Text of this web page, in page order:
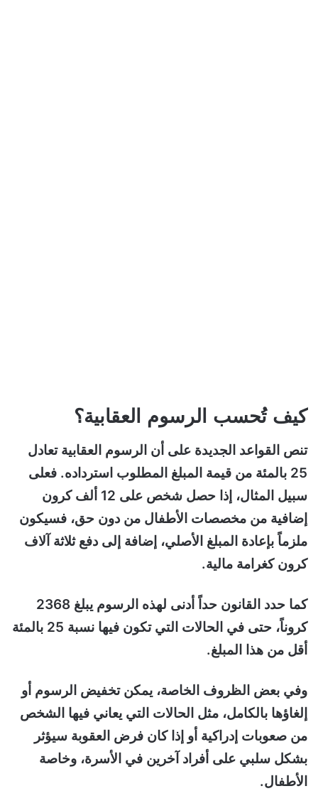
كيف تُحسب الرسوم العقابية؟
تنص القواعد الجديدة على أن الرسوم العقابية تعادل
25 بالمئة من قيمة المبلغ المطلوب استرداده. فعلى
سبيل المثال، إذا حصل شخص على 12 ألف كرون
إضافية من مخصصات الأطفال من دون حق، فسيكون
ملزماً بإعادة المبلغ الأصلي، إضافة إلى دفع ثلاثة آلاف
كرون كغرامة مالية.
كما حدد القانون حداً أدنى لهذه الرسوم يبلغ 2368
كروناً، حتى في الحالات التي تكون فيها نسبة 25 بالمئة
أقل من هذا المبلغ.
وفي بعض الظروف الخاصة، يمكن تخفيض الرسوم أو
إلغاؤها بالكامل، مثل الحالات التي يعاني فيها الشخص
من صعوبات إدراكية أو إذا كان فرض العقوبة سيؤثر
بشكل سلبي على أفراد آخرين في الأسرة، وخاصة
الأطفال.